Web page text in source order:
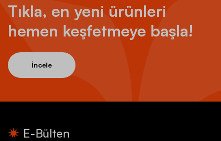
Tıkla, en yeni ürünleri
hemen keşfetmeye başla!
İncele
E-Bülten